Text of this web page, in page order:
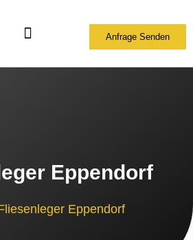
Anfrage Senden
Eppendorf
Eppendorf